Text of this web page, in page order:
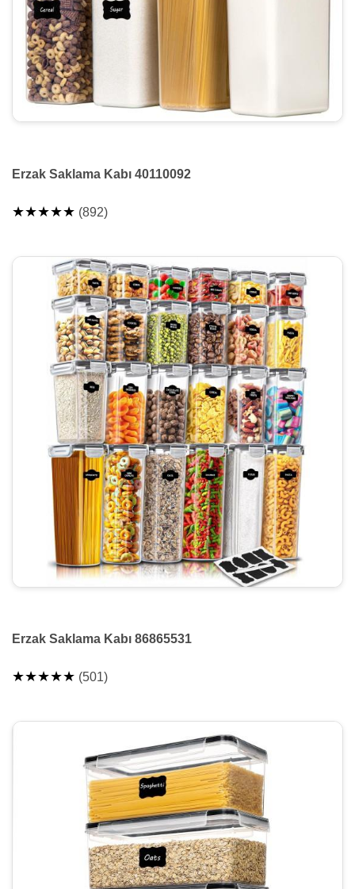
Erzak Saklama Kabı 40110092
★★★★★ (892)
Erzak Saklama Kabı 86865531
★★★★★ (501)